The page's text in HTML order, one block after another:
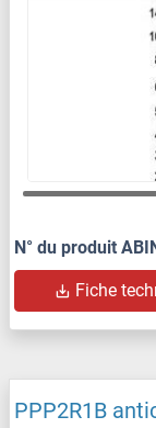
N° du produit
Fiche
PPP2R1B